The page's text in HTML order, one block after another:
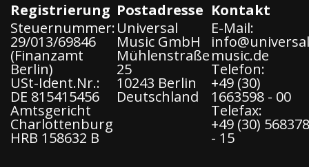
Registrierung Postadresse Kontakt
Steuernummer:
29/013/69846
(Finanzamt
Berlin)
USt-Ident.Nr.:
DE 815415456
Amtsgericht
Charlottenburg
HRB 158632 B
Universal
Music GmbH
Mühlenstraße
25
10243 Berlin
Deutschland
E-Mail:
music.de
Telefon:
+49 (30)
1663598 - 00
Telefax:
+49 (30) 568378
- 15